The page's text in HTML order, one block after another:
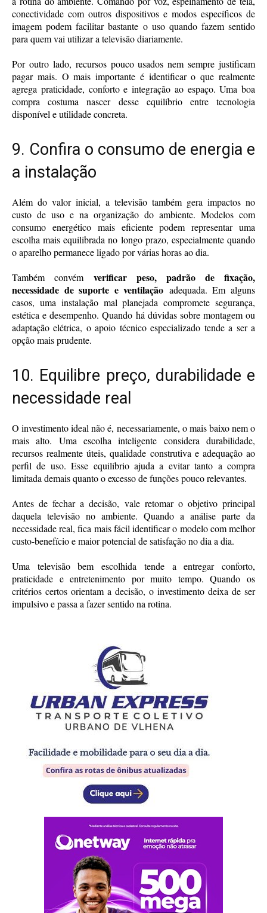
conectividade com outros dispositivos e modos específicos de
imagem podem facilitar bastante o uso quando fazem sentido
para quem vai utilizar a televisão diariamente.
Por outro lado, recursos pouco usados nem sempre justificam
pagar mais. O mais importante é identificar o que realmente
agrega praticidade, conforto e integração ao espaço. Uma boa
compra costuma nascer desse equilíbrio entre tecnologia
disponível e utilidade concreta.
9. Confira o consumo de energia e
a instalação
Além do valor inicial, a televisão também gera impactos no
custo de uso e na organização do ambiente. Modelos com
consumo energético mais eficiente podem representar uma
escolha mais equilibrada no longo prazo, especialmente quando
o aparelho permanece ligado por várias horas ao dia.
Também convém verificar peso, padrão de fixação,
necessidade de suporte e ventilação adequada. Em alguns
casos, uma instalação mal planejada compromete segurança,
estética e desempenho. Quando há dúvidas sobre montagem ou
adaptação elétrica, o apoio técnico especializado tende a ser a
opção mais prudente.
10. Equilibre preço, durabilidade e
necessidade real
O investimento ideal não é, necessariamente, o mais baixo nem o
mais alto. Uma escolha inteligente considera durabilidade,
recursos realmente úteis, qualidade construtiva e adequação ao
perfil de uso. Esse equilíbrio ajuda a evitar tanto a compra
limitada demais quanto o excesso de funções pouco relevantes.
Antes de fechar a decisão, vale retomar o objetivo principal
daquela televisão no ambiente. Quando a análise parte da
necessidade real, fica mais fácil identificar o modelo com melhor
custo-benefício e maior potencial de satisfação no dia a dia.
Uma televisão bem escolhida tende a entregar conforto,
praticidade e entretenimento por muito tempo. Quando os
critérios certos orientam a decisão, o investimento deixa de ser
impulsivo e passa a fazer sentido na rotina.